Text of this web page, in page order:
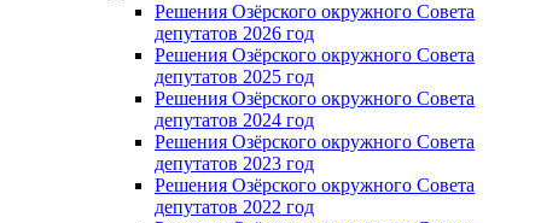
Решения Озёрского окружного Совета
депутатов 2026 год
Решения Озёрского окружного Совета
депутатов 2025 год
Решения Озёрского окружного Совета
депутатов 2024 год
Решения Озёрского окружного Совета
депутатов 2023 год
Решения Озёрского окружного Совета
депутатов 2022 год